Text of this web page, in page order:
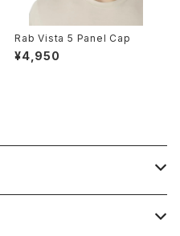
Rab Vista 5 Panel Cap
¥4,950